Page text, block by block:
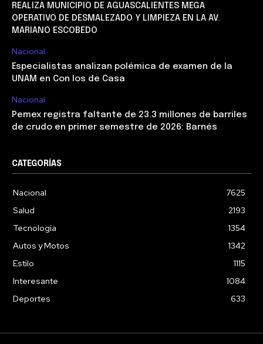
REALIZA MUNICIPIO DE AGUASCALIENTES MEGA
OPERATIVO DE DESMALEZADO Y LIMPIEZA EN LA AV.
MARIANO ESCOBEDO
Nacional
Especialistas analizan polémica de examen de la
UNAM en Con los de Casa
Nacional
Pemex registra faltante de 23.3 millones de barriles
de crudo en primer semestre de 2026: Barnés
CATEGORÍAS
Nacional
7625
Salud
2193
Tecnología
1354
Autos y Motos
1342
Estilo
1115
Interesante
1084
Deportes
633